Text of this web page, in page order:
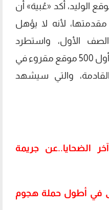
الوليد، أكد «عُبية» أن
لأنه لا يؤهل
الأول، واستطرد
«نطمح الآن لأن نكون ضمن أول 500 موقع مقروء في
والتي سيشهد
الضحايا..عن جريمة
في أطول حملة هجوم